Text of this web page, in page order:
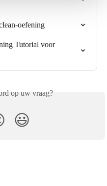
oefening
Tutorial voor
op uw vraag?
😃